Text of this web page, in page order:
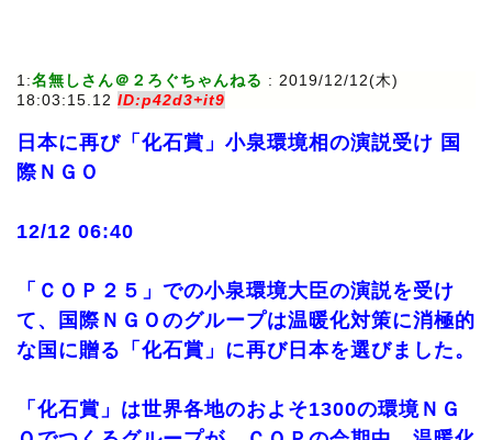
1:名無しさん＠２ろぐちゃんねる : 2019/12/12(木)
18:03:15.12 ID:p42d3+it9
日本に再び「化石賞」小泉環境相の演説受け 国
際ＮＧＯ
12/12 06:40
「ＣＯＰ２５」での小泉環境大臣の演説を受け
て、国際ＮＧＯのグループは温暖化対策に消極的
な国に贈る「化石賞」に再び日本を選びました。
「化石賞」は世界各地のおよそ1300の環境ＮＧ